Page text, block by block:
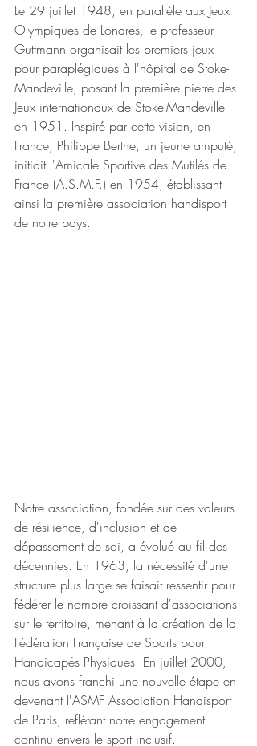
Le 29 juillet 1948, en parallèle aux Jeux
Olympiques de Londres, le professeur
Guttmann organisait les premiers jeux
pour paraplégiques à l'hôpital de Stoke-
Mandeville, posant la première pierre des
Jeux internationaux de Stoke-Mandeville
en 1951. Inspiré par cette vision, en
France, Philippe Berthe, un jeune amputé,
initiait l'Amicale Sportive des Mutilés de
France (A.S.M.F.) en 1954, établissant
ainsi la première association handisport
de notre pays.
Notre association, fondée sur des valeurs
de résilience, d'inclusion et de
dépassement de soi, a évolué au fil des
décennies. En 1963, la nécessité d'une
structure plus large se faisait ressentir pour
fédérer le nombre croissant d'associations
sur le territoire, menant à la création de la
Fédération Française de Sports pour
Handicapés Physiques. En juillet 2000,
nous avons franchi une nouvelle étape en
devenant l'ASMF Association Handisport
de Paris, reflétant notre engagement
continu envers le sport inclusif.